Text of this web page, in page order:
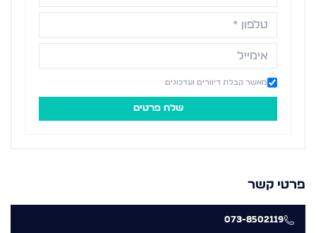
מאשר קבלת דיוורים ועדכונים
שלח פרטים
פרטי קשר
073-8502119